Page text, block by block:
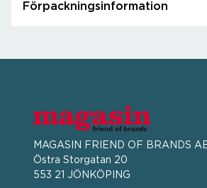
Förpackningsinformation
MAGASIN FRIEND OF BRANDS
Östra Storgatan 20
553 21 JÖNKÖPING